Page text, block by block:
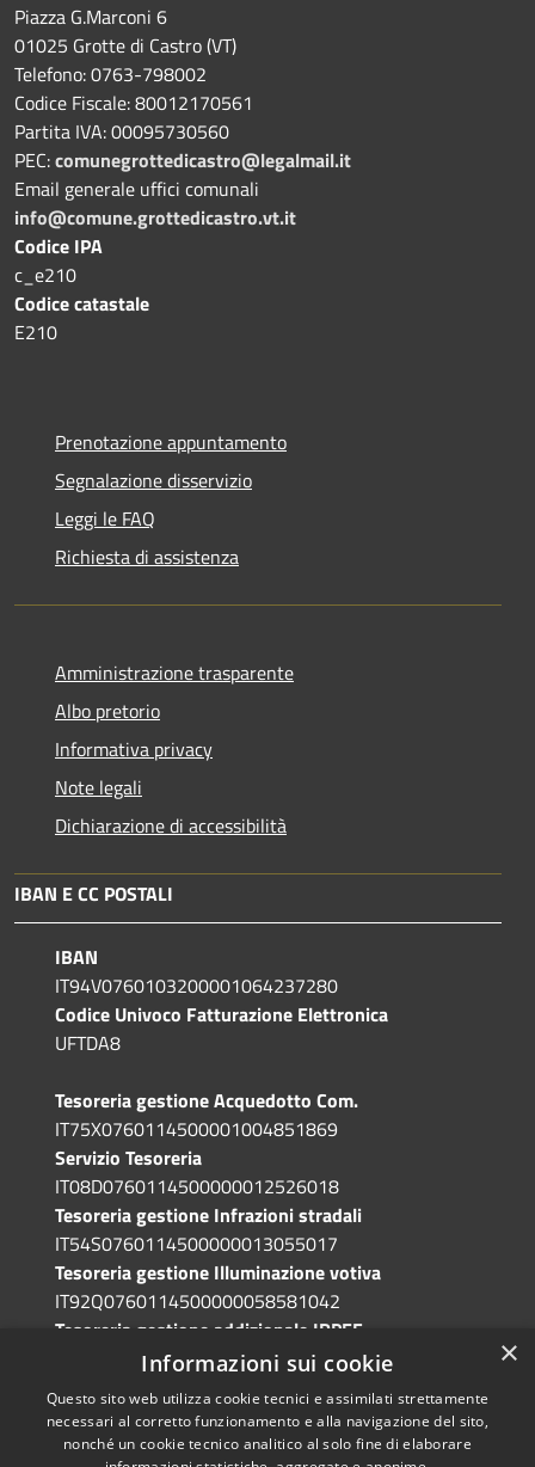
Piazza G.Marconi 6
01025 Grotte di Castro (VT)
Telefono: 0763-798002
Codice Fiscale: 80012170561
Partita IVA: 00095730560
PEC:comunegrottedicastro@legalmail.it
Email generale uffici comunali
info@comune.grottedicastro.vt.it
Codice IPA
c_e210
Codice catastale
E210
Prenotazione appuntamento
Segnalazione disservizio
Leggi le FAQ
Richiesta di assistenza
Amministrazione trasparente
Albo pretorio
Informativa privacy
Note legali
Dichiarazione di accessibilità
IBAN E CC POSTALI
IBAN
IT94V0760103200001064237280
Codice Univoco Fatturazione Elettronica
UFTDA8
Tesoreria gestione Acquedotto Com.
IT75X0760114500001004851869
Servizio Tesoreria
IT08D0760114500000012526018
Tesoreria gestione Infrazioni stradali
IT54S0760114500000013055017
Tesoreria gestione Illuminazione votiva
IT92Q0760114500000058581042
Tesoreria gestione addizionale IRPEF
IT71A0760114500000086341765
×
Informazioni sui cookie
Questo sito web utilizza cookie tecnici e assimilati strettamente
necessari al corretto funzionamento e alla navigazione del sito,
nonché un cookie tecnico analitico al solo fine di elaborare